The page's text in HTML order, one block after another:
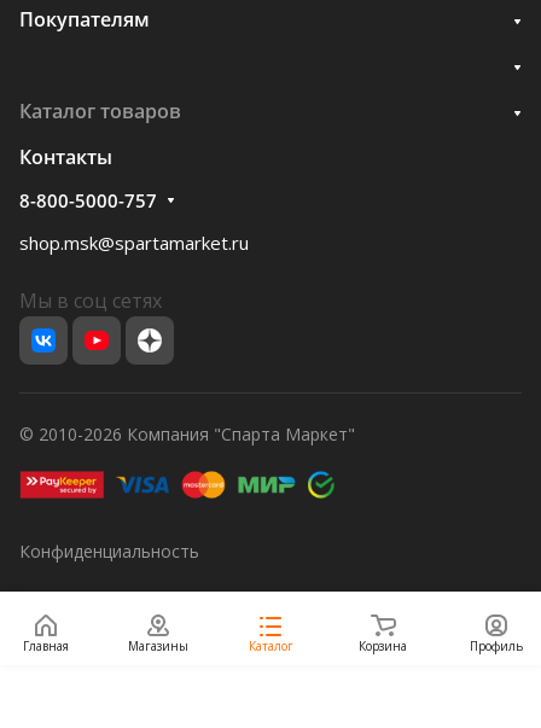
Покупателям
Каталог товаров
Контакты
8-800-5000-757
shop.msk@spartamarket.ru
Мы в соц сетях
© 2010-2026 Компания "Спарта Маркет"
Конфиденциальность
Главная Магазины Каталог Корзина Профиль